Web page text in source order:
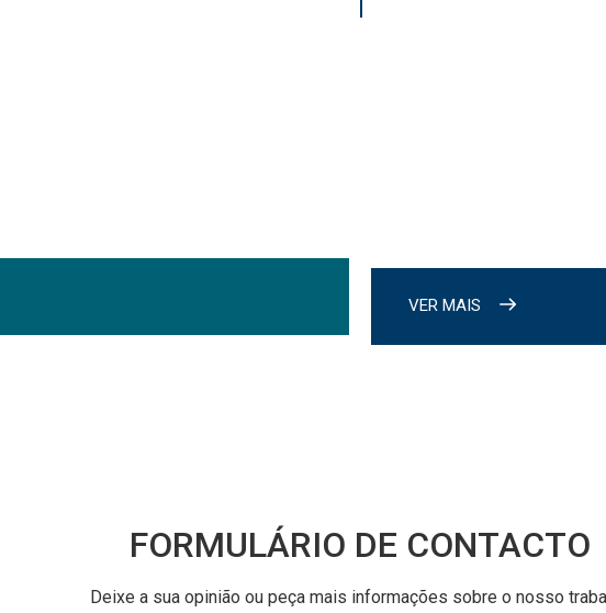
VER MAIS
FORMULÁRIO DE CONTACTO
Deixe a sua opinião ou peça mais informações sobre o nosso